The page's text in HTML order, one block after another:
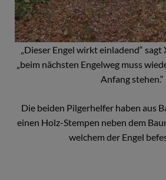
„Dieser Engel wirkt einladend“
„beim nächsten Engelweg muss
Anfang stehen.“
Die beiden Pilgerhelfer haben aus
einen Holz-Stempen neben dem
welchem der Engel